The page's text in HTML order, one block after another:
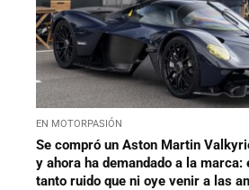
EN MOTORPASIÓN
Se compró un Aston Martin
y ahora ha demandado a la
tanto ruido que ni oye venir a las